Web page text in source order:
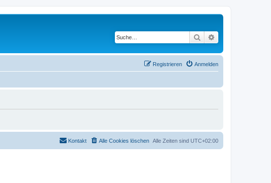
Suche
Anmelden
Registrieren
Alle Zeiten sind UTC+02:00
Alle Cookies löschen
Kontakt